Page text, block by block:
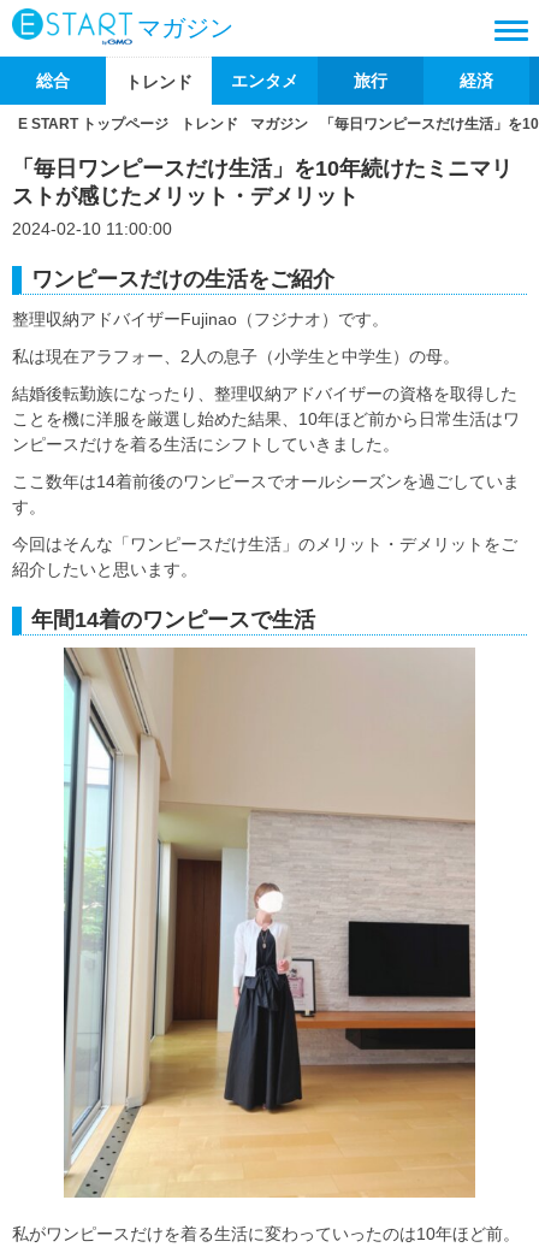
マガジン
総合 トレンド エンタメ 旅行 経済
E START トップページ トレンド マガジン 「毎日ワンピースだけ生活」を
「毎日ワンピースだけ生活」を10年続けたミニマリ
ストが感じたメリット・デメリット
2024-02-10 11:00:00
ワンピースだけの生活をご紹介
整理収納アドバイザーFujinao（フジナオ）です。
私は現在アラフォー、2人の息子（小学生と中学生）の母。
結婚後転勤族になったり、整理収納アドバイザーの資格を取得した
ことを機に洋服を厳選し始めた結果、10年ほど前から日常生活はワ
ンピースだけを着る生活にシフトしていきました。
ここ数年は14着前後のワンピースでオールシーズンを過ごしていま
す。
今回はそんな「ワンピースだけ生活」のメリット・デメリットをご
紹介したいと思います。
年間14着のワンピースで生活
私がワンピースだけを着る生活に変わっていったのは10年ほど前。